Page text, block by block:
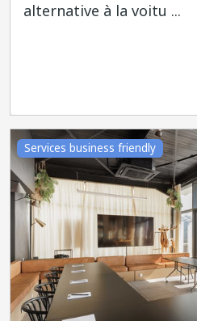
alternative à la voitu ...
Services business friendly